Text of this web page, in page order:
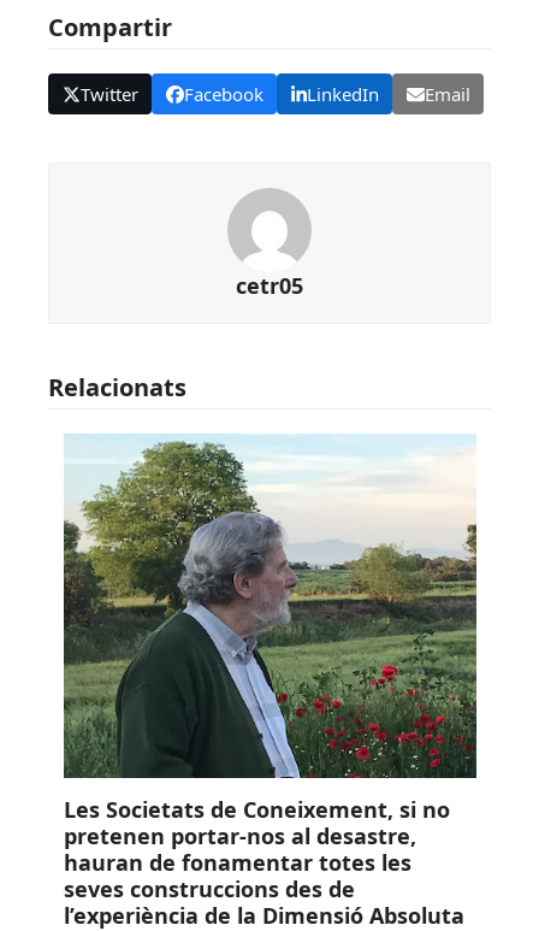
Compartir
Twitter Facebook LinkedIn Email
cetr05
Relacionats
Les Societats de Coneixement, si no
pretenen portar-nos al desastre,
hauran de fonamentar totes les
seves construccions des de
l’experiència de la Dimensió Absoluta